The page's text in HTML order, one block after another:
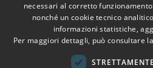
RSS
necessari al corretto
nonché un cookie tecnico
informazioni statistiche,
Per maggiori dettagli, può consultare